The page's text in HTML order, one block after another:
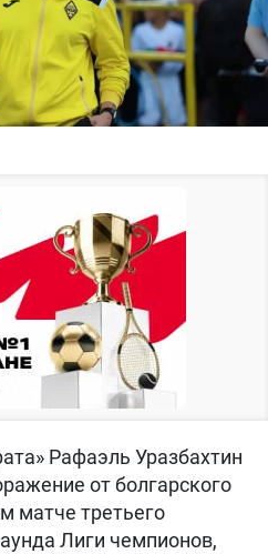
Рафаэль Уразбахтин
от болгарского
матче третьего
Лиги чемпионов,